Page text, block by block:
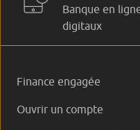
Banque en
digitaux
Finance engagée
Ouvrir un compte